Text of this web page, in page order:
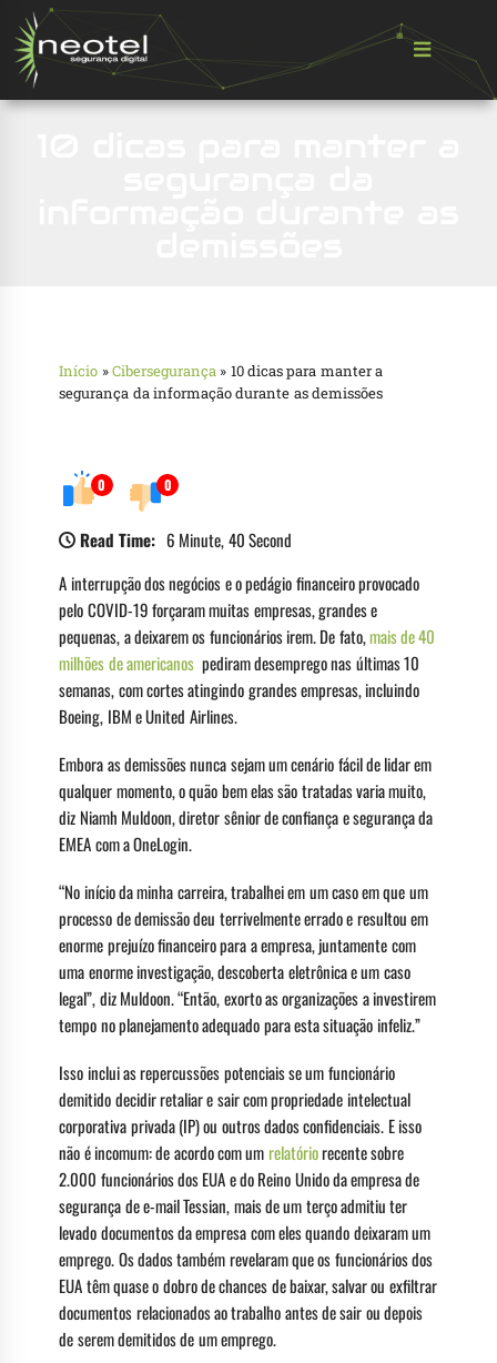
Início »Cibersegurança » 10 dicas para manter a
segurança da informação durante as demissões
0 0
Read Time: 6 Minute, 40 Second
A interrupção dos negócios e o pedágio financeiro provocado
pelo COVID-19 forçaram muitas empresas, grandes e
pequenas, a deixarem os funcionários irem. De fato,mais de 40
milhões de americanos pediram desemprego nas últimas 10
semanas, com cortes atingindo grandes empresas, incluindo
Boeing, IBM e United Airlines.
Embora as demissões nunca sejam um cenário fácil de lidar em
qualquer momento, o quão bem elas são tratadas varia muito,
diz Niamh Muldoon, diretor sênior de confiança e segurança da
EMEA com a OneLogin.
“No início da minha carreira, trabalhei em um caso em que um
processo de demissão deu terrivelmente errado e resultou em
enorme prejuízo financeiro para a empresa, juntamente com
uma enorme investigação, descoberta eletrônica e um caso
legal”, diz Muldoon. “Então, exorto as organizações a investirem
tempo no planejamento adequado para esta situação infeliz.”
Isso inclui as repercussões potenciais se um funcionário
demitido decidir retaliar e sair com propriedade intelectual
corporativa privada (IP) ou outros dados confidenciais. E isso
não é incomum: de acordo com umrelatóriorecente sobre
2.000 funcionários dos EUA e do Reino Unido da empresa de
segurança de e-mail Tessian, mais de um terço admitiu ter
levado documentos da empresa com eles quando deixaram um
emprego. Os dados também revelaram que os funcionários dos
EUA têm quase o dobro de chances de baixar, salvar ou exfiltrar
documentos relacionados ao trabalho antes de sair ou depois
de serem demitidos de um emprego.